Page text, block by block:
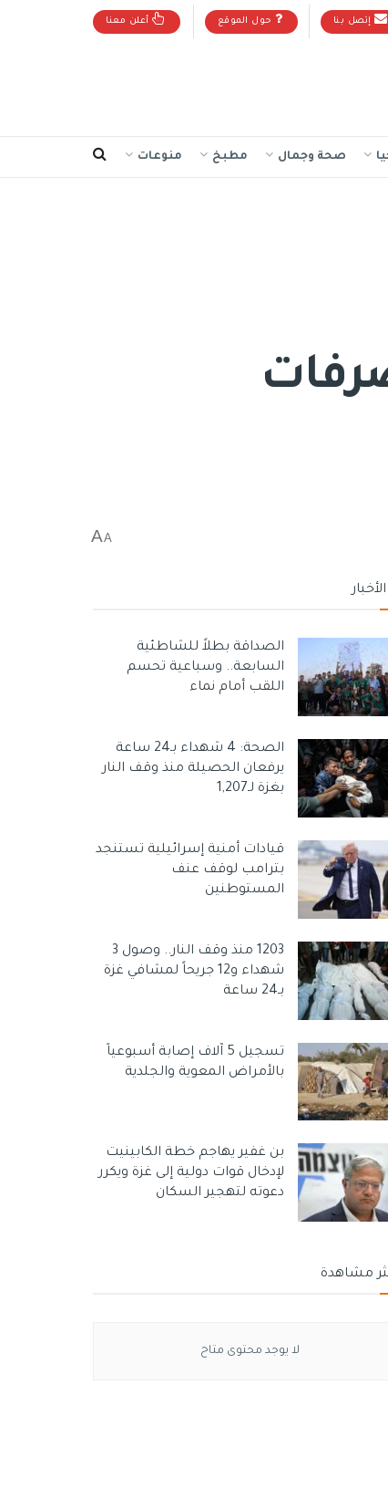
إتصل بنا حول الموقع أعلن معنا
صحة وجمال مطبخ منوعات
A
A
الصداقة بطلاً للشاطئية
السابعة.. وسباعية تحسم
اللقب أمام نماء
الصحة: 4 شهداء بـ24 ساعة
يرفعان الحصيلة منذ وقف النار
بغزة لـ1,207
قيادات أمنية إسرائيلية تستنجد
بترامب لوقف عنف
المستوطنين
1203 منذ وقف النار.. وصول 3
شهداء و12 جريحاً لمشافي غزة
بـ24 ساعة
تسجيل 5 آلاف إصابة أسبوعياً
بالأمراض المعوية والجلدية
بن غفير يهاجم خطة الكابينيت
لإدخال قوات دولية إلى غزة ويكرر
دعوته لتهجير السكان
مشاهدة
لا يوجد محتوى متاح